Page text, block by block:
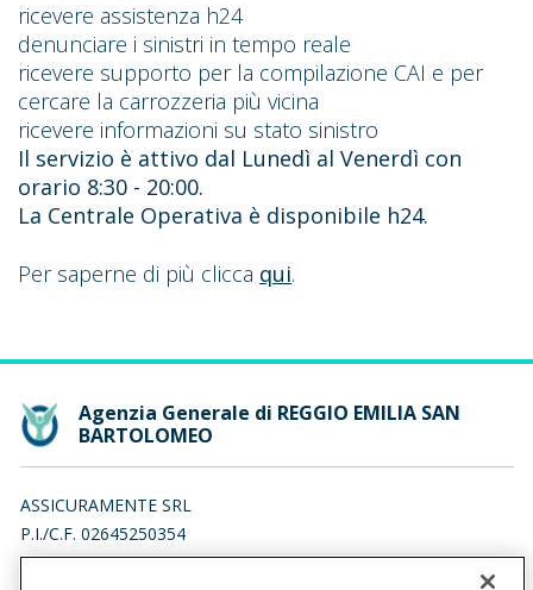
ricevere assistenza h24
denunciare i sinistri in tempo reale
ricevere supporto per la compilazione CAI e per
cercare la carrozzeria più vicina
ricevere informazioni su stato sinistro
Il servizio è attivo dal Lunedì al Venerdì con
orario 8:30 - 20:00.
La Centrale Operativa è disponibile h24.
Per saperne di più clicca qui.
Agenzia Generale di REGGIO EMILIA SAN
BARTOLOMEO
ASSICURAMENTE SRL
P.I./C.F. 02645250354
VIA ENZO APREA 1, 42123 REGGIO NELL' EMILIA (RE)